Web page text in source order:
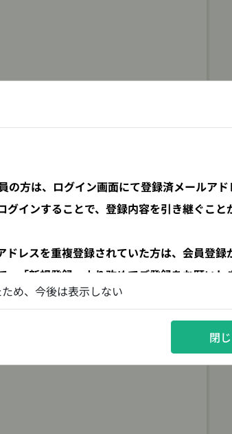
の方は、ログイン画面にて登録済メールア
グインすることで、登録内容を引き継ぐこと
ドレスを重複登録されていた方は、会員登録
「新規登録」より改めてご登録をお願いしま
を複数のアカウントに登録すること
め、今後は表示しない
閉